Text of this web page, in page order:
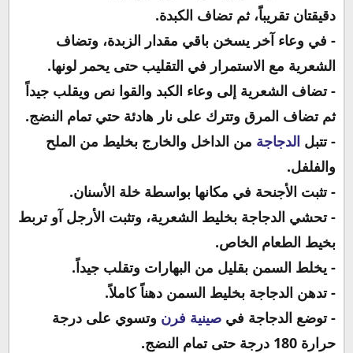
دقيقتان تقريباًَ، ثم تضاف الكبدة.
- في وعاء آخر يسخن باقي مقدار الزبدة، وتضاف
الشعرية مع الاستمرار في التقليب حتى يحمر لونها.
- تضاف الشعرية إلى وعاء الكبد والقوا نص ويقلب جيداً
ثم تضاف المرق وتترك على نار هادئة حتي تمام النضج.
- تتبل الدجاجة من الداخل والخارج بخليط من الملح
والفلفل.
- تثبت الأجنحة في مكانها بواسطة خلة الأسنان.
- تحشي الدجاجة بخليط الشعرية، وتثبت الأرجل آو تربط
بخيط الطعام الخاص.
- يخلط السمن بقليل من البهارات وتقلب جيداً.
- تدهن الدجاجة بخليط السمن دهناً كاملاً.
- توضع الدجاجة في صينية فرن وتسوي على درجة
حرارة 180 درجة حتى تمام النضج.